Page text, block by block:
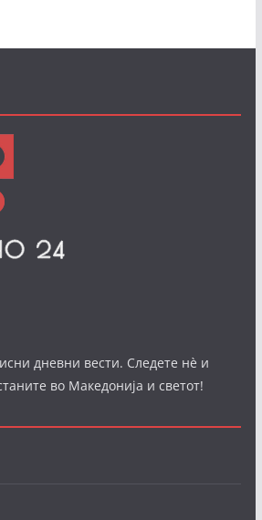
дневни вести. Следете нè и
во Македонија и светот!